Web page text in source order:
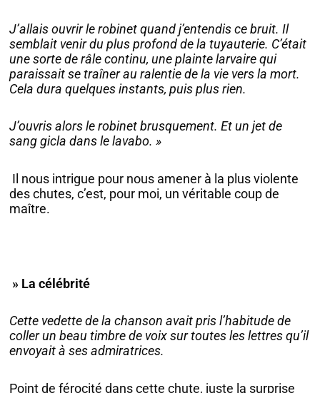
J’allais ouvrir le robinet quand j’entendis ce bruit. Il
semblait venir du plus profond de la tuyauterie. C’était
une sorte de râle continu, une plainte larvaire qui
paraissait se traîner au ralentie de la vie vers la mort.
Cela dura quelques instants, puis plus rien.
J’ouvris alors le robinet brusquement. Et un jet de
sang gicla dans le lavabo. »
Il nous intrigue pour nous amener à la plus violente
des chutes, c’est, pour moi, un véritable coup de
maître.
» La célébrité
Cette vedette de la chanson avait pris l’habitude de
coller un beau timbre de voix sur toutes les lettres qu’il
envoyait à ses admiratrices.
Point de férocité dans cette chute, juste la surprise